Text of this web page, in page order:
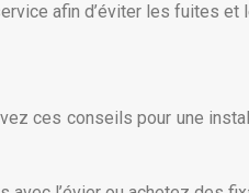
afin d’éviter les fuites et
ces conseils pour une